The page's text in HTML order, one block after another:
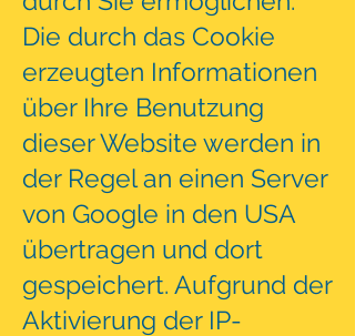
Die durch das Cookie
erzeugten Informationen
über Ihre Benutzung
dieser Website werden in
der Regel an einen Server
von Google in den USA
übertragen und dort
gespeichert. Aufgrund der
Aktivierung der IP-